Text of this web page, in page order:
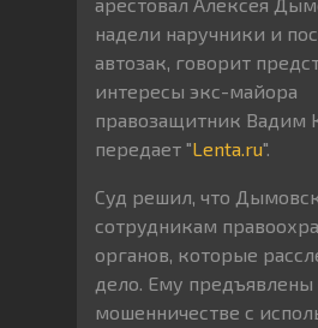
надели наручники и
автозак, говорит
интересы экс-майора
правозащитник Вадим
передает "Lenta.ru".
Суд решил, что
сотрудникам
органов, которые
дело. Ему предъявлены
мошенничестве с